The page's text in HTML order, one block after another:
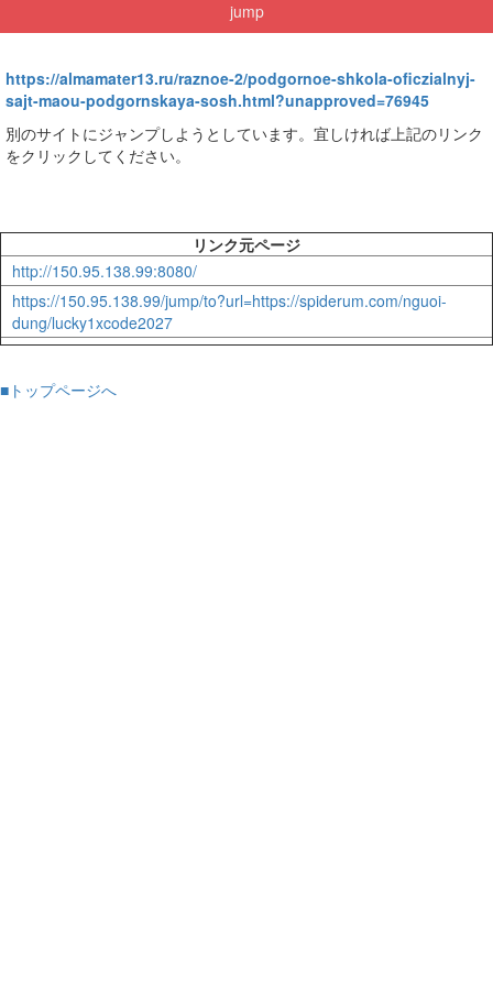
jump
https://almamater13.ru/raznoe-2/podgornoe-shkola-oficzialnyj-
sajt-maou-podgornskaya-sosh.html?unapproved=76945
別のサイトにジャンプしようとしています。宜しければ上記のリンク
をクリックしてください。
リンク元ページ
http://150.95.138.99:8080/
https://150.95.138.99/jump/to?url=https://spiderum.com/nguoi-
dung/lucky1xcode2027
■トップページへ